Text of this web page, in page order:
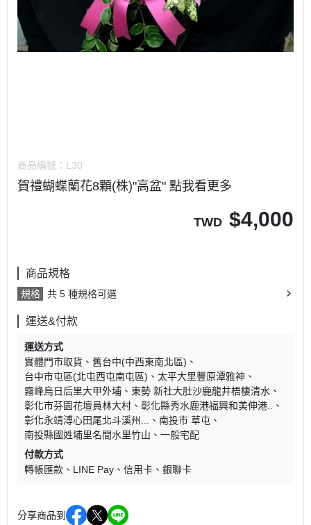
商品編號： L30
賀禮蝴蝶蘭花8顆(株)"高盆" 點我看更多
TWD $4,000
商品規格
規格 共 5 種規格可選
運送&付款
運送方式
實體門市取貨
舊台中(中西東南北區)
台中市屯區(北屯西屯南屯區)
太平大里豐原潭雅神
霧峰烏日后里大甲外埔
東勢 新社大肚沙鹿龍井梧棲清水
彰化市芬園花壇員林大村
彰化縣秀水鹿港福興和美伸港..
彰化永靖溥心田尾北斗溪州...
南投市 草屯
南投縣國姓埔里名間水里竹山
一般宅配
付款方式
轉帳匯款
LINE Pay 信用卡 銀聯卡
分享商品到